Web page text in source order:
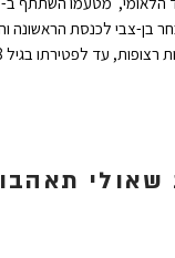
רצופות, עד לפטירתו בגיל 78.
שאולי תאהבו